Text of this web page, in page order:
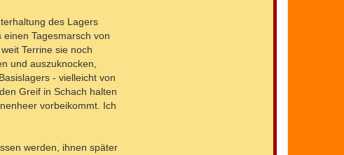
des Lagers
Tagesmarsch von
Terrine sie noch
und auszuknocken,
- vielleicht von
Greif in Schach halten
vorbeikommt. Ich
werden, ihnen später